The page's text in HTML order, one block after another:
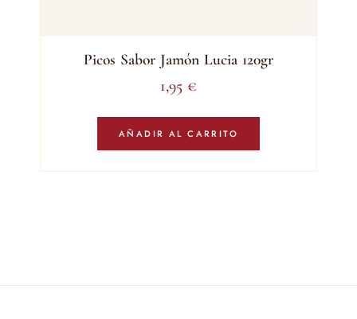
Picos Sabor Jamón Lucia 120gr
1,95 €
AÑADIR AL CARRITO